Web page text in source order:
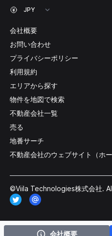
会社概要
会社概要
お問い合わせ
プライバシーポリシー
利用規約
エリアから探す
物件を地図で検索
不動産会社一覧
売る
地番サーチ
不動産会社のウェブサイト（ホー
©Viila Technologies株式会社.